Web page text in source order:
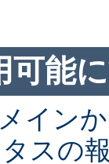
可能
イン
スの